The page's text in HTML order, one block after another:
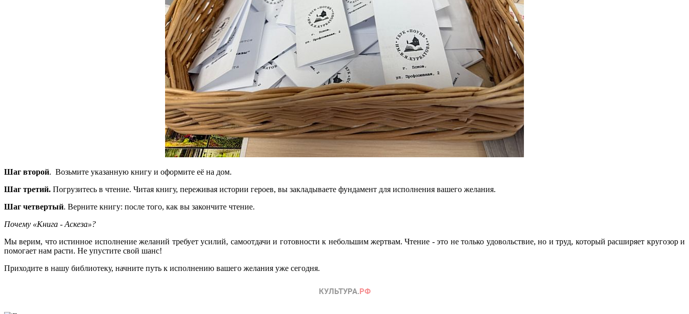
Шаг второй. Возьмите указанную книгу и оформите её на дом.
Шаг третий. Погрузитесь в чтение. Читая книгу, переживая истории героев, вы закладываете фундамент для исполнения вашего желания.
Шаг четвертый. Верните книгу: после того, как вы закончите чтение.
Почему «Книга - Аскеза»?
Мы верим, что истинное исполнение желаний требует усилий, самоотдачи и готовности к небольшим жертвам. Чтение - это не только удовольствие, но и труд, который расширяет кругозор и
помогает нам расти. Не упустите свой шанс!
Приходите в нашу библиотеку, начните путь к исполнению вашего желания уже сегодня.